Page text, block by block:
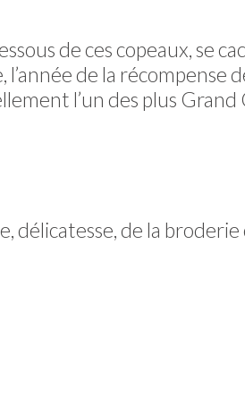
de ces copeaux,
de la récompense
l’un des plus
délicatesse, de la